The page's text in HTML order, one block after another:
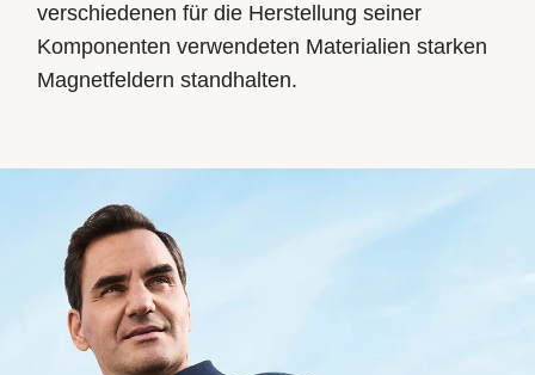
verschiedenen für die Herstellung seiner
Komponenten verwendeten Materialien starken
Magnetfeldern standhalten.